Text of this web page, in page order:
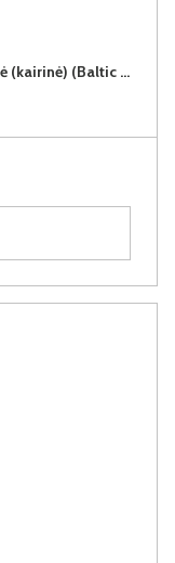
SORENTO G30(100)-L virtuvės spintelė (kairinė) (Baltic Storm/Beige)